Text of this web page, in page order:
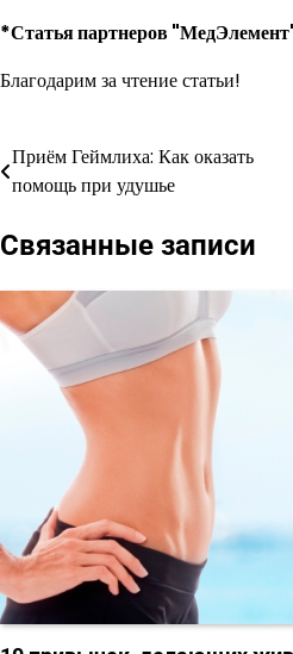
*Статья партнеров
Благодарим за чтение статьи!
Навигация
записям
Приём Геймлиха: Как оказать
помощь при удушье
Связанные записи